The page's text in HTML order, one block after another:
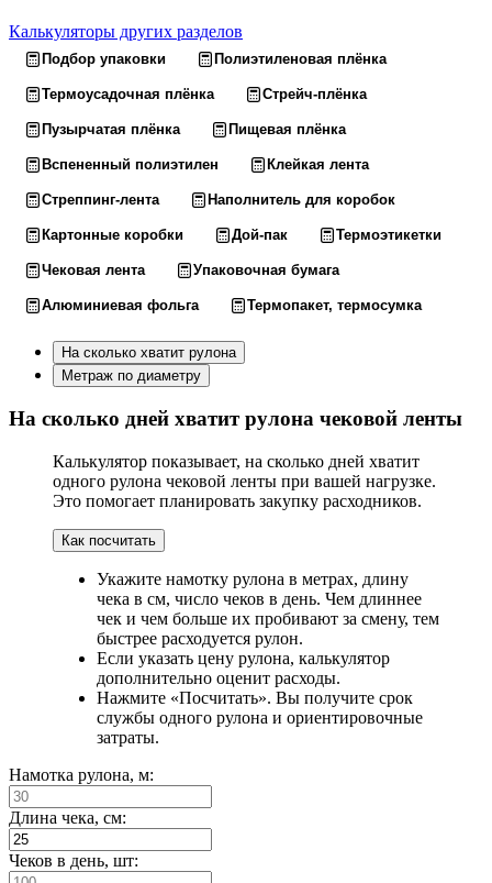
Калькуляторы других разделов
Подбор упаковки Полиэтиленовая плёнка
Термоусадочная плёнка Стрейч-плёнка
Пузырчатая плёнка Пищевая плёнка
Вспененный полиэтилен Клейкая лента
Стреппинг-лента Наполнитель для коробок
Картонные коробки Дой-пак Термоэтикетки
Чековая лента Упаковочная бумага
Алюминиевая фольга Термопакет, термосумка
На сколько хватит рулона
Метраж по диаметру
На сколько дней хватит рулона чековой ленты
Калькулятор показывает, на сколько дней хватит
одного рулона чековой ленты при вашей нагрузке.
Это помогает планировать закупку расходников.
Как посчитать
Укажите намотку рулона в метрах, длину
чека в см, число чеков в день. Чем длиннее
чек и чем больше их пробивают за смену, тем
быстрее расходуется рулон.
Если указать цену рулона, калькулятор
дополнительно оценит расходы.
Нажмите «Посчитать». Вы получите срок
службы одного рулона и ориентировочные
затраты.
Намотка рулона, м:
Длина чека, см:
Чеков в день, шт: